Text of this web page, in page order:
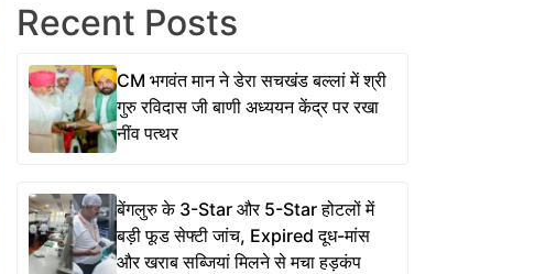
Recent Posts
CM भगवंत मान ने डेरा सचखंड बल्लां में श्री
गुरु रविदास जी बाणी अध्ययन केंद्र पर रखा
नींव पत्थर
बेंगलुरु के 3-Star और 5-Star होटलों में
बड़ी फूड सेफ्टी जांच, Expired दूध-मांस
और खराब सब्जियां मिलने से मचा हड़कंप